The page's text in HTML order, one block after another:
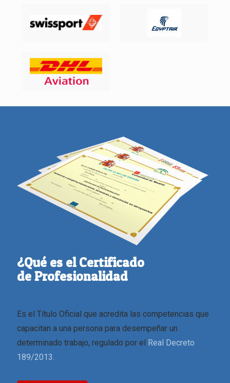
¿Qué es el Certificado
de Profesionalidad
Es el Título Oficial que acredita las competencias que
capacitan a una persona para desempeñar un
determinado trabajo, regulado por el Real Decreto
189/2013.